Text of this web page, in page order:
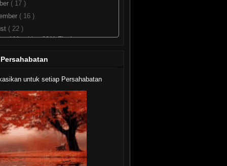
( 17 )
( 16 )
( 22 )
Mandriva 2011 Final
Unggulan Ubuntu 11.10
Agustus 1991...
Fedora 16 (Verne) Alpha
Nokia PC Suite Di Ubuntu
Nokuntu
BackTrack 5R1
Mozilla Firefox 7 Beta
Linux Mint 11 LXDE
5.4 + Update Build 3, Clamav
untuk setiap Persahabatan